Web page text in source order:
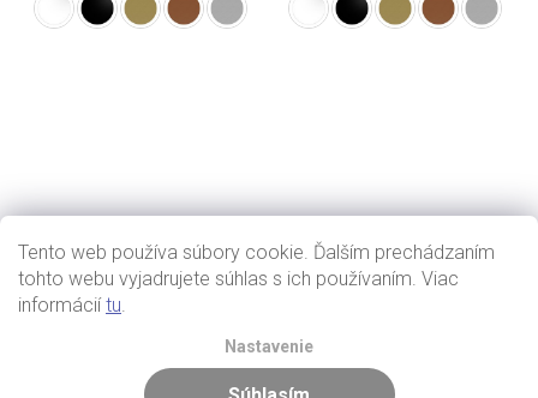
Tento web používa súbory cookie. Ďalším prechádzaním
tohto webu vyjadrujete súhlas s ich používaním. Viac
informáciítu.
Nastavenie